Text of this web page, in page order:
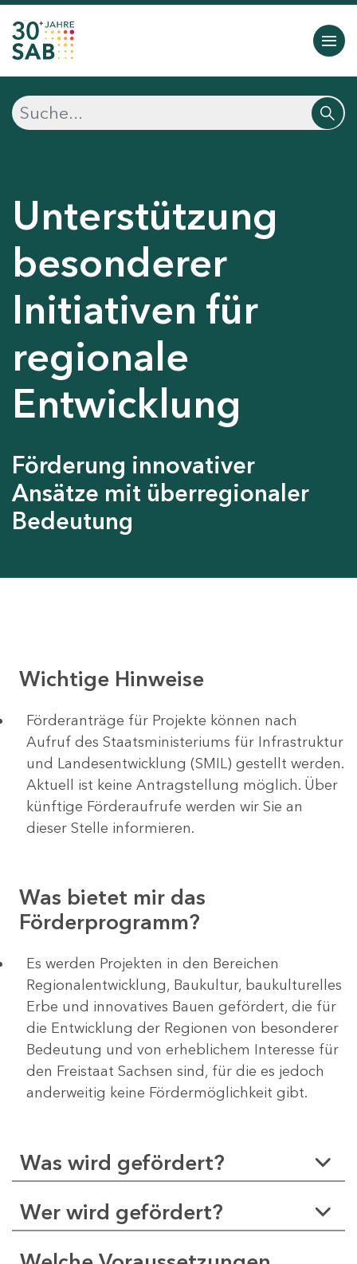
Unterstützung
besonderer
Initiativen für
regionale
Entwicklung
Förderung innovativer
Ansätze mit überregionaler
Bedeutung
Wichtige Hinweise
Förderanträge für Projekte können nach
Aufruf des Staatsministeriums für Infrastruktur
und Landesentwicklung (SMIL) gestellt werden.
Aktuell ist keine Antragstellung möglich. Über
künftige Förderaufrufe werden wir Sie an
dieser Stelle informieren.
Was bietet mir das
Förderprogramm?
Es werden Projekten in den Bereichen
Regionalentwicklung, Baukultur, baukulturelles
Erbe und innovatives Bauen gefördert, die für
die Entwicklung der Regionen von besonderer
Bedeutung und von erheblichem Interesse für
den Freistaat Sachsen sind, für die es jedoch
anderweitig keine Fördermöglichkeit gibt.
Was wird gefördert?
Wer wird gefördert?